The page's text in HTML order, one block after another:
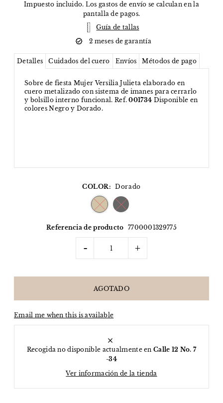
Impuesto incluido. Los gastos de envío se calculan en la
pantalla de pagos.
Guía de tallas
2 meses de garantía
Detalles Cuidados del cuero Envíos Métodos de pago
Sobre de fiesta Mujer Versilia Julieta elaborado en
cuero metalizado con sistema de imanes para cerrarlo
y bolsillo interno funcional. Ref.001734 Disponible en
colores Negro y Dorado.
COLOR: Dorado
Referencia de producto 7700001329775
- +
Email me when this is available
Recogida no disponible actualmente enCalle 12 No. 7
-34
Ver información de la tienda